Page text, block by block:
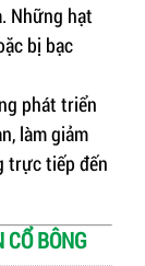
Những hạt
bị bạc
phát triển
làm giảm
trực tiếp đến
BÔNG